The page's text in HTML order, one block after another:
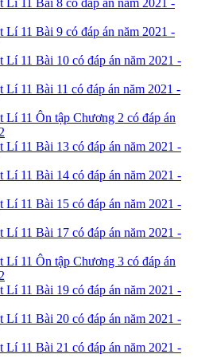
Lí 11 Bài 9 có đáp án năm 2021 -
Lí 11 Bài 10 có đáp án năm 2021 -
Lí 11 Bài 11 có đáp án năm 2021 -
Lí 11 Ôn tập Chương 2 có đáp án
Lí 11 Bài 13 có đáp án năm 2021 -
Lí 11 Bài 14 có đáp án năm 2021 -
Lí 11 Bài 15 có đáp án năm 2021 -
Lí 11 Bài 17 có đáp án năm 2021 -
Lí 11 Ôn tập Chương 3 có đáp án
Lí 11 Bài 19 có đáp án năm 2021 -
Lí 11 Bài 20 có đáp án năm 2021 -
Lí 11 Bài 21 có đáp án năm 2021 -